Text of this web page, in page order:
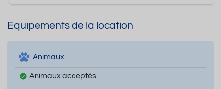
Equipements de la location
Animaux
Animaux acceptés